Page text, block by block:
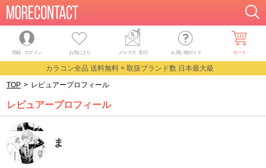
登録・ログイン お気に入り メルマガ・割引 お買い物ガイド カート
カラコン全品 送料無料 × 取扱ブランド数 日本最大級
TOP > レビュアープロフィール
レビュアープロフィール
ま